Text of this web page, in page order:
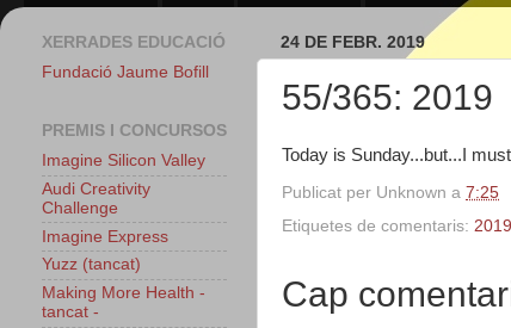
24 DE FEBR. 2019
55/365: 2019
Today is Sunday...but...I
Publicat per Unknown a 7:25
Etiquetes de comentaris: 2019
Cap
XERRADES EDUCACIÓ
Fundació Jaume Bofill
PREMIS I CONCURSOS
Imagine Silicon Valley
Audi Creativity
Challenge
Imagine Express
Yuzz (tancat)
Making More Health -
tancat -